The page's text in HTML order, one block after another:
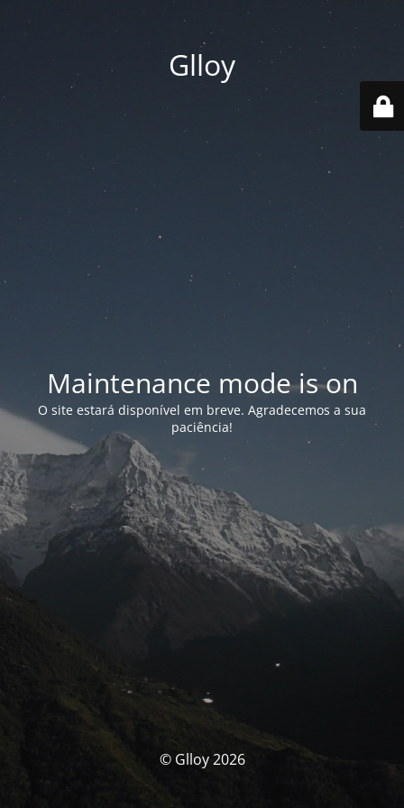
Glloy
Maintenance mode is on
O site estará disponível em breve. Agradecemos a sua
paciência!
© Glloy 2026